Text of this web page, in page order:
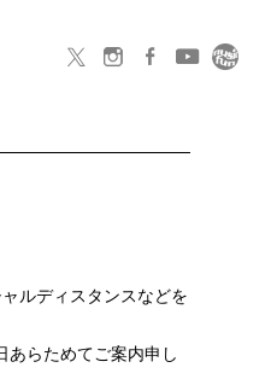
ルディスタンスなどを
あらためてご案内申し